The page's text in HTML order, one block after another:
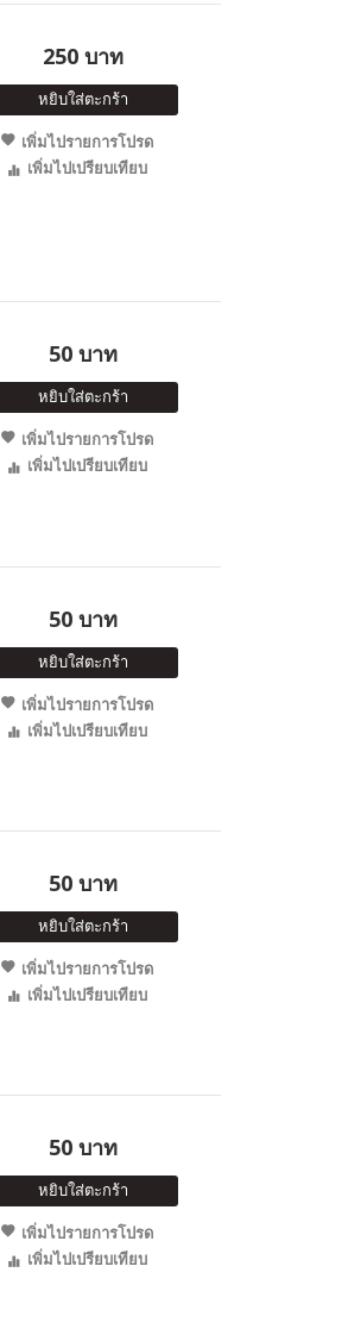
250 บาท
หยิบใส่ตะกร้า
เพิ่มไปรายการโปรด
เพิ่มไปเปรียบเทียบ
50 บาท
หยิบใส่ตะกร้า
เพิ่มไปรายการโปรด
เพิ่มไปเปรียบเทียบ
50 บาท
หยิบใส่ตะกร้า
เพิ่มไปรายการโปรด
เพิ่มไปเปรียบเทียบ
50 บาท
หยิบใส่ตะกร้า
เพิ่มไปรายการโปรด
เพิ่มไปเปรียบเทียบ
50 บาท
หยิบใส่ตะกร้า
เพิ่มไปรายการโปรด
เพิ่มไปเปรียบเทียบ